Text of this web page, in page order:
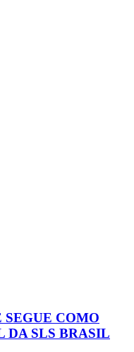
SEGUE COMO
DA SLS BRASIL